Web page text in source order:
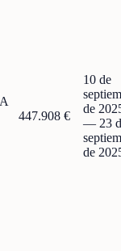
447.908 €
10 de
de
— 23
de